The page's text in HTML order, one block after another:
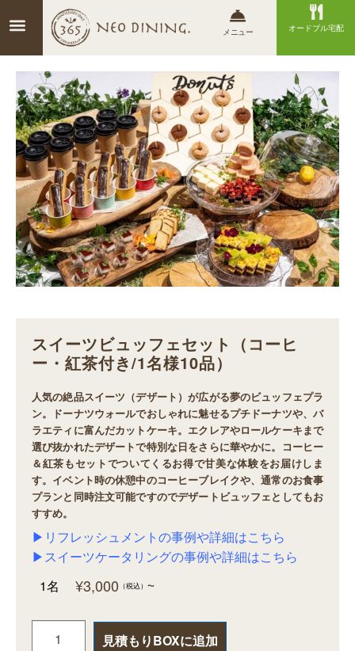
メニュー オードブル宅配
スイーツビュッフェセット（コーヒ
ー・紅茶付き/1名様10品）
人気の絶品スイーツ（デザート）が広がる夢のビュッフェプラ
ン。ドーナツウォールでおしゃれに魅せるプチドーナツや、バ
ラエティに富んだカットケーキ。エクレアやロールケーキまで
選び抜かれたデザートで特別な日をさらに華やかに。コーヒー
＆紅茶もセットでついてくるお得で甘美な体験をお届けしま
す。イベント時の休憩中のコーヒーブレイクや、通常のお食事
プランと同時注文可能ですのでデザートビュッフェとしてもお
すすめ。
▶リフレッシュメントの事例や詳細はこちら
▶スイーツケータリングの事例や詳細はこちら
1名
¥3,000 （税込） 〜
見積もりBOXに追加